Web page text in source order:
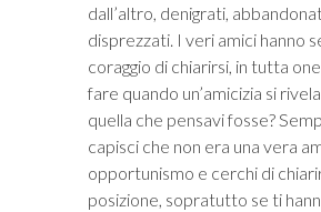
dall’altro, denigrati,
disprezzati. I veri amici hanno
coraggio di chiarirsi, in tutta
fare quando un’amicizia si
quella che pensavi fosse?
capisci che non era una vera
opportunismo e cerchi di
posizione, sopratutto se ti